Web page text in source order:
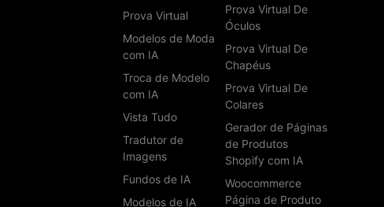
Prova Virtual
Modelos de Moda
com IA
Troca de Modelo
com IA
Vista Tudo
Tradutor de
Imagens
Fundos de IA
Modelos de IA
Prova Virtual De
Óculos
Prova Virtual De
Chapéus
Prova Virtual De
Colares
Gerador de Páginas
de Produtos
Shopify com IA
Woocommerce
Página de Produto